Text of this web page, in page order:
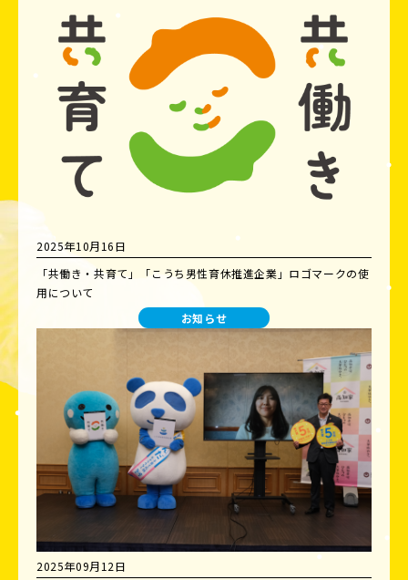
2025年10月16日
「共働き・共育て」「こうち男性育休推進企業」ロゴマークの使
用について
お知らせ
2025年09月12日